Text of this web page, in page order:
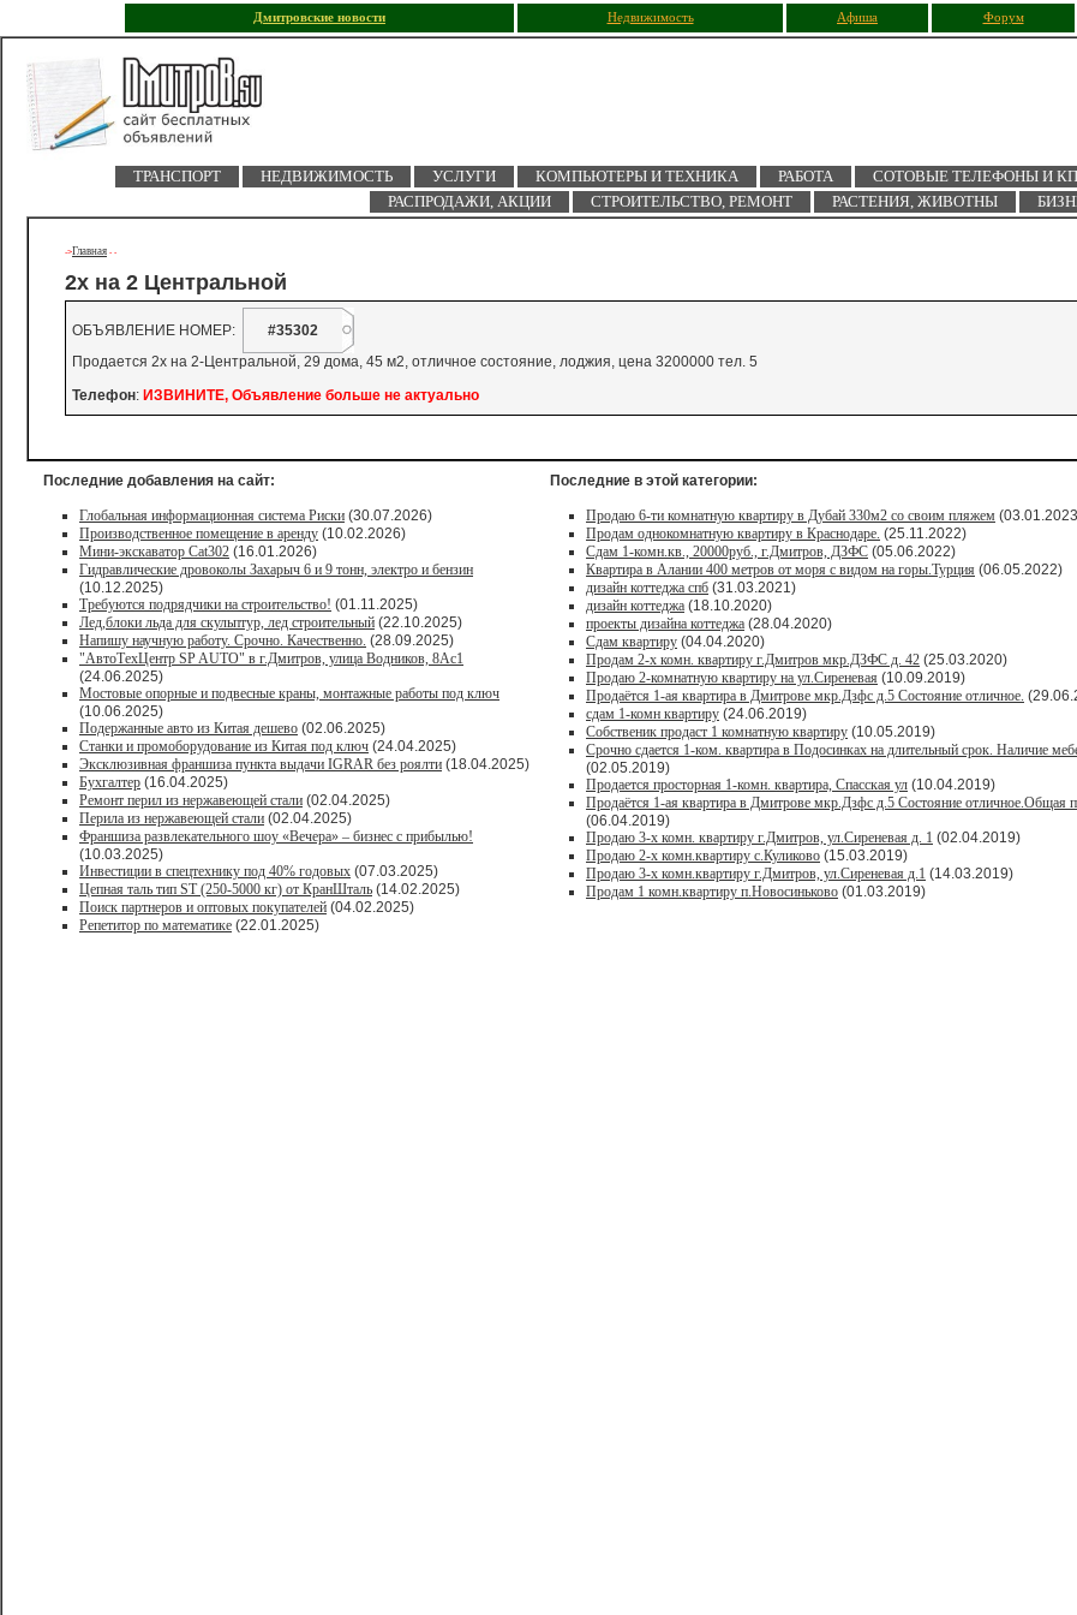
Дмитровские новости Недвижимость Афиша Форум
ТРАНСПОРТ НЕДВИЖИМОСТЬ УСЛУГИ КОМПЬЮТЕРЫ И ТЕХНИКА РАБОТА СОТОВЫЕ ТЕЛЕФОНЫ И
РАСПРОДАЖИ, АКЦИИ
СТРОИТЕЛЬСТВО, РЕМОНТ РАСТЕНИЯ, ЖИВОТНЫ
->Главная - -
2х на 2 Центральной
ОБЪЯВЛЕНИЕ НОМЕР:
#35302
Продается 2х на 2-Центральной, 29 дома, 45 м2, отличное состояние, лоджия, цена 3200000 тел. 5
Телефон: ИЗВИНИТЕ, Объявление больше не актуально
Последние добавления на сайт:
Глобальная информационная система Риски (30.07.2026)
Производственное помещение в аренду (10.02.2026)
Мини-экскаватор Cat302 (16.01.2026)
Гидравлические дровоколы Захарыч 6 и 9 тонн, электро и бензин
(10.12.2025)
Требуются подрядчики на строительство! (01.11.2025)
Лед,блоки льда для скульптур, лед строительный (22.10.2025)
Напишу научную работу. Срочно. Качественно. (28.09.2025)
"АвтоТехЦентр SP AUTO" в г.Дмитров, улица Водников, 8Ас1
(24.06.2025)
Мостовые опорные и подвесные краны, монтажные работы под ключ
(10.06.2025)
Подержанные авто из Китая дешево (02.06.2025)
Станки и промоборудование из Китая под ключ (24.04.2025)
Эксклюзивная франшиза пункта выдачи IGRAR без роялти (18.04.2025)
Бухгалтер (16.04.2025)
Ремонт перил из нержавеющей стали (02.04.2025)
Перила из нержавеющей стали (02.04.2025)
Франшиза развлекательного шоу «Вечера» – бизнес с прибылью!
(10.03.2025)
Инвестиции в спецтехнику под 40% годовых (07.03.2025)
Цепная таль тип ST (250-5000 кг) от КранШталь (14.02.2025)
Поиск партнеров и оптовых покупателей (04.02.2025)
Репетитор по математике (22.01.2025)
Последние в этой категории:
Продаю 6-ти комнатную квартиру в Дубай 330м2 со своим пляжем
Продам однокомнатную квартиру в Краснодаре. (25.11.2022)
Сдам 1-комн.кв., 20000руб., г.Дмитров, ДЗФС (05.06.2022)
Квартира в Алании 400 метров от моря с видом на горы.Турция (06.05.2022)
дизайн коттеджа спб (31.03.2021)
дизайн коттеджа (18.10.2020)
проекты дизайна коттеджа (28.04.2020)
Сдам квартиру (04.04.2020)
Продам 2-х комн. квартиру г.Дмитров мкр.ДЗФС д. 42 (25.03.2020)
Продаю 2-комнатную квартиру на ул.Сиреневая (10.09.2019)
Продаётся 1-ая квартира в Дмитрове мкр.Дзфс д.5 Состояние отличное.
сдам 1-комн квартиру (24.06.2019)
Собственик продаст 1 комнатную квартиру (10.05.2019)
Срочно сдается 1-ком. квартира в Подосинках на длительный срок. Наличие
(02.05.2019)
Продается просторная 1-комн. квартира, Спасская ул (10.04.2019)
Продаётся 1-ая квартира в Дмитрове мкр.Дзфс д.5 Состояние отличное.Общая
(06.04.2019)
Продаю 3-х комн. квартиру г.Дмитров, ул.Сиреневая д. 1 (02.04.2019)
Продаю 2-х комн.квартиру с.Куликово (15.03.2019)
Продаю 3-х комн.квартиру г.Дмитров, ул.Сиреневая д.1 (14.03.2019)
Продам 1 комн.квартиру п.Новосиньково (01.03.2019)